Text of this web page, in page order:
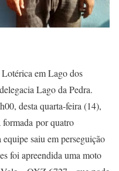
Lotérica em Lago dos
Lago da Pedra.
desta quarta-feira (14),
formada por quatro
saiu em perseguição
foi apreendida uma moto